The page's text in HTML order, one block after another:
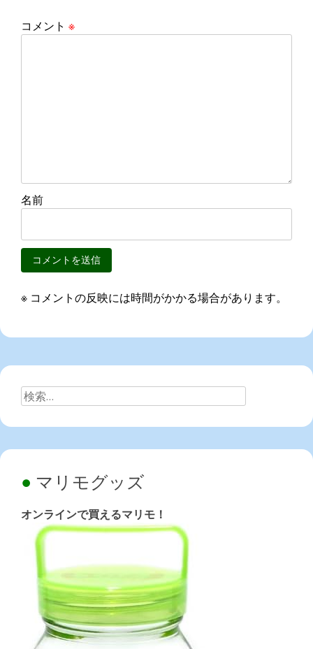
コメント ※
名前
※ コメントの反映には時間がかかる場合があります。
検
索:
マリモグッズ
オンラインで買えるマリモ！